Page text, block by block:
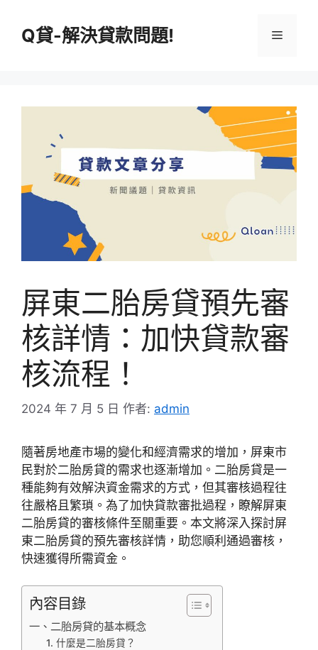
Q貸-解決貸款問題! 選
屏東二胎房貸預先審
核詳情：加快貸款審
核流程！
2024 年 7 月 5 日 作者: admin
隨著房地產市場的變化和經濟需求的增加，屏東市
民對於二胎房貸的需求也逐漸增加。二胎房貸是一
種能夠有效解決資金需求的方式，但其審核過程往
往嚴格且繁瑣。為了加快貸款審批過程，瞭解屏東
二胎房貸的審核條件至關重要。本文將深入探討屏
東二胎房貸的預先審核詳情，助您順利通過審核，
快速獲得所需資金。
內容目錄
一、二胎房貸的基本概念
1. 什麼是二胎房貸？